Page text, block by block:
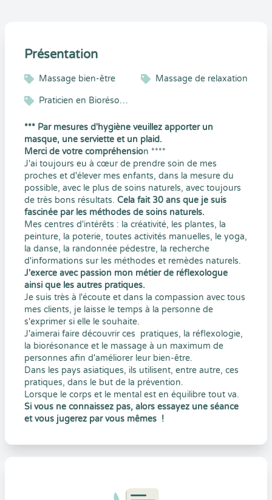
Présentation
Massage bien-être Massage de relaxation
Praticien en Biorésonance
*** Par mesures d'hygiène veuillez apporter un
masque, une serviette et un plaid.
Merci de votre compréhension ****
J'ai toujours eu à cœur de prendre soin de mes
proches et d'élever mes enfants, dans la mesure du
possible, avec le plus de soins naturels, avec toujours
de très bons résultats. Cela fait 30 ans que je suis
fascinée par les méthodes de soins naturels.
Mes centres d'intérêts : la créativité, les plantes, la
peinture, la poterie, toutes activités manuelles, le yoga,
la danse, la randonnée pédestre, la recherche
d'informations sur les méthodes et remèdes naturels.
J'exerce avec passion mon métier de réflexologue
ainsi que les autres pratiques.
Je suis très à l'écoute et dans la compassion avec tous
mes clients, je laisse le temps à la personne de
s'exprimer si elle le souhaite.
J'aimerai faire découvrir ces pratiques, la réflexologie,
la biorésonance et le massage à un maximum de
personnes afin d'améliorer leur bien-être.
Dans les pays asiatiques, ils utilisent, entre autre, ces
pratiques, dans le but de la prévention.
Lorsque le corps et le mental est en équilibre tout va.
Si vous ne connaissez pas, alors essayez une séance
et vous jugerez par vous mêmes !